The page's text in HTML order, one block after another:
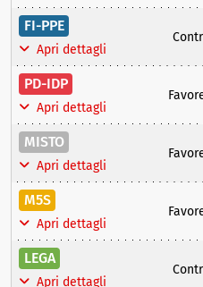
FI-PPE
Apri dettagli
PD-IDP
Apri dettagli
MISTO
Apri dettagli
M5S
Apri dettagli
LEGA
Apri dettagli